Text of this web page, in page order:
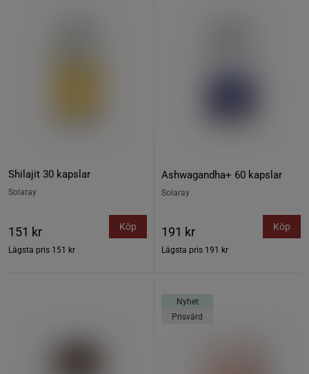
Shilajit 30 kapslar
Solaray
151 kr
Lägsta pris 151 kr
Köp
Ashwagandha+ 60 kapslar
Solaray
191 kr
Lägsta pris 191 kr
Köp
Nyhet
Prisvärd